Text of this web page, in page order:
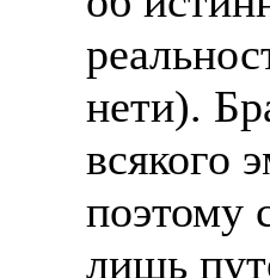
нети).
всякого
поэтому
лишь